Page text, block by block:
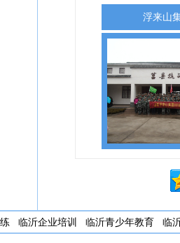
浮来山
临沂企业培训 临沂青少年教育 临